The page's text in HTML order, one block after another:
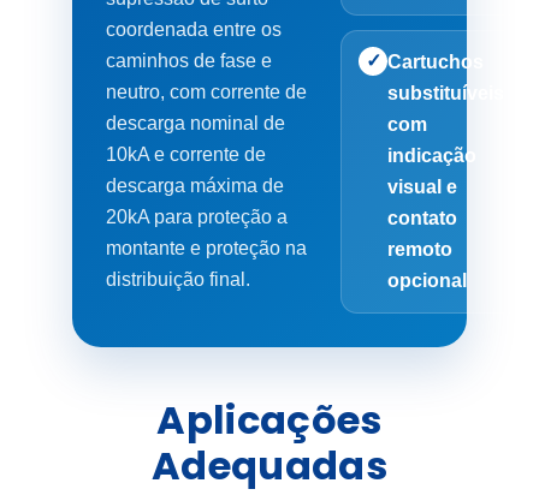
coordenada entre os
caminhos de fase e
neutro, com corrente de
descarga nominal de
10kA e corrente de
descarga máxima de
20kA para proteção a
montante e proteção na
distribuição final.
✓ Cartuchos
substituíveis
com
indicação
visual e
contato
remoto
opcional
Aplicações
Adequadas